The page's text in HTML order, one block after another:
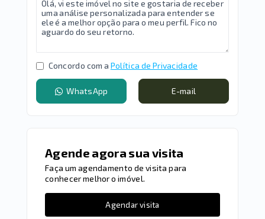
Concordo com a Política de Privacidade
WhatsApp E-mail
Agende agora sua visita
Faça um agendamento de visita para
conhecer melhor o imóvel.
Agendar visita